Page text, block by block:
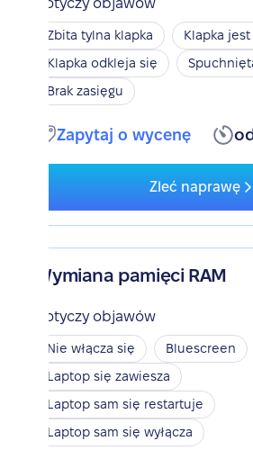
Dotyczy objawów
Zbita tylna klapka
Klapka jest
Klapka odkleja się
Brak zasięgu
Zapytaj o wycenę
Zleć naprawę
Wymiana pamięci RAM
Dotyczy objawów
Nie włącza się
Bluescreen
Laptop się zawiesza
Laptop sam się restartuje
Laptop sam się wyłącza